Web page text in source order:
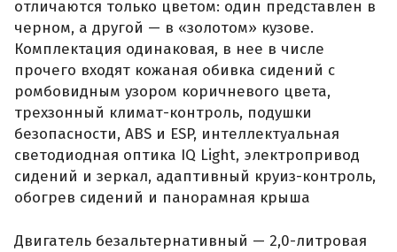
отличаются только цветом: один представлен в
черном, а другой — в «золотом» кузове.
Комплектация одинаковая, в нее в числе
прочего входят кожаная обивка сидений с
ромбовидным узором коричневого цвета,
трехзонный климат-контроль, подушки
безопасности, ABS и ESP, интеллектуальная
светодиодная оптика IQ Light, электропривод
сидений и зеркал, адаптивный круиз-контроль,
обогрев сидений и панорамная крыша
Двигатель безальтернативный — 2,0-литровая